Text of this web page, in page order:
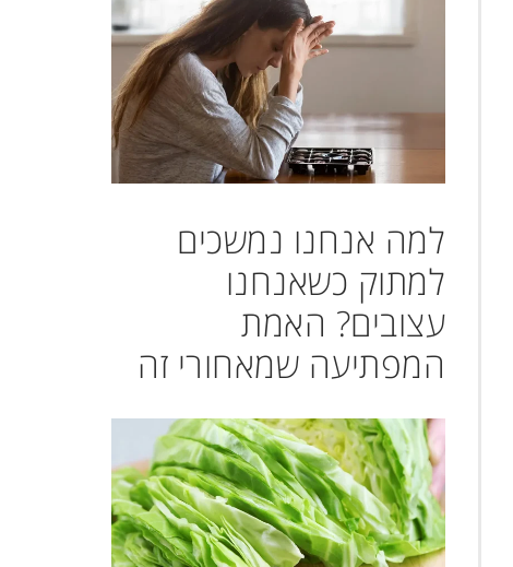
למה אנחנו נמשכים
למתוק כשאנחנו
עצובים? האמת
המפתיעה שמאחורי זה